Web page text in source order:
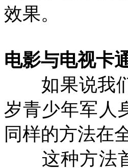
效果。
电影与电视卡
如果说我们
岁青少年军人
同样的方法在
这种方法首